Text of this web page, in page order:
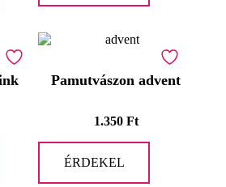
Pamutvászon advent
1.350 Ft
ÉRDEKEL